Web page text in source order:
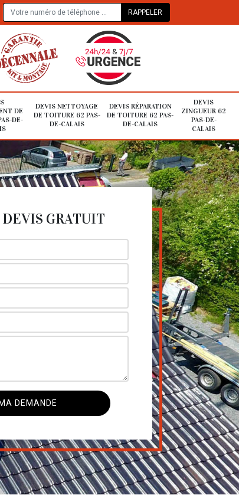
DE
DE-
DEVIS NETTOYAGE
DE TOITURE 62 PAS-
DE-CALAIS
DEVIS RÉPARATION
DE TOITURE 62 PAS-
DE-CALAIS
DEVIS
ZINGUEUR 62
PAS-DE-
CALAIS
GRATUIT